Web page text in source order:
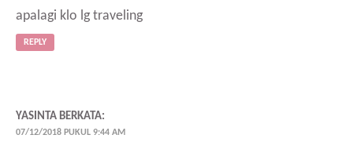
apalagi klo lg traveling
REPLY
YASINTA BERKATA:
07/12/2018 PUKUL 9:44 AM